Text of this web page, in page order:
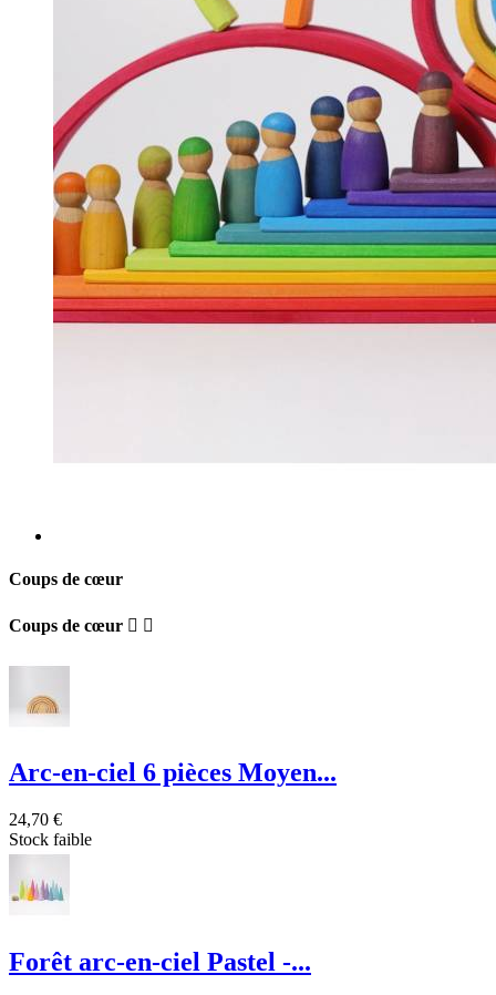
Coups de cœur
Coups de cœur  
Arc-en-ciel 6 pièces Moyen...
24,70 €
Stock faible
Forêt arc-en-ciel Pastel -...